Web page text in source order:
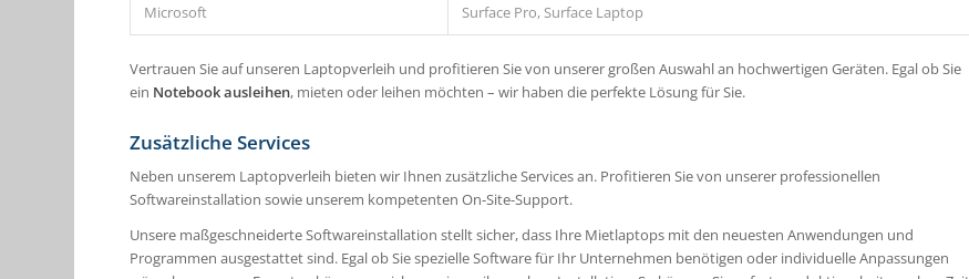
Microsoft Surface Pro, Surface Laptop
Vertrauen Sie auf unseren Laptopverleih und profitieren Sie von unserer großen Auswahl an hochwertigen Geräten. Egal ob Sie
ein Notebook ausleihen, mieten oder leihen möchten – wir haben die perfekte Lösung für Sie.
Zusätzliche Services
Neben unserem Laptopverleih bieten wir Ihnen zusätzliche Services an. Profitieren Sie von unserer professionellen
Softwareinstallation sowie unserem kompetenten On-Site-Support.
Unsere maßgeschneiderte Softwareinstallation stellt sicher, dass Ihre Mietlaptops mit den neuesten Anwendungen und
Programmen ausgestattet sind. Egal ob Sie spezielle Software für Ihr Unternehmen benötigen oder individuelle Anpassungen